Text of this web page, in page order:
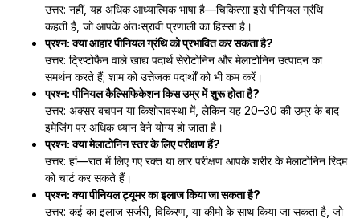
उत्तर: नहीं, यह अधिक आध्यात्मिक भाषा है—चिकित्सा इसे पीनियल ग्रंथि
कहती है, जो आपके अंतःस्रावी प्रणाली का हिस्सा है।
प्रश्न: क्या आहार पीनियल ग्रंथि को प्रभावित कर सकता है?
उत्तर: ट्रिप्टोफैन वाले खाद्य पदार्थ सेरोटोनिन और मेलाटोनिन उत्पादन का
समर्थन करते हैं; शाम को उत्तेजक पदार्थों को भी कम करें।
प्रश्न: पीनियल कैल्सिफिकेशन किस उम्र में शुरू होता है?
उत्तर: अक्सर बचपन या किशोरावस्था में, लेकिन यह 20–30 की उम्र के बाद
इमेजिंग पर अधिक ध्यान देने योग्य हो जाता है।
प्रश्न: क्या मेलाटोनिन स्तर के लिए परीक्षण हैं?
उत्तर: हां—रात में लिए गए रक्त या लार परीक्षण आपके शरीर के मेलाटोनिन रिदम
को चार्ट कर सकते हैं।
प्रश्न: क्या पीनियल ट्यूमर का इलाज किया जा सकता है?
उत्तर: कई का इलाज सर्जरी, विकिरण, या कीमो के साथ किया जा सकता है, जो